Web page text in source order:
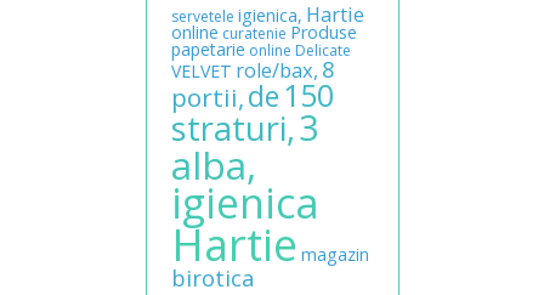
servetele igienica, Hartie
online curatenie Produse
papetarie online Delicate
VELVET role/bax, 8
portii,de150
straturi,3
alba,
igienica
Hartie magazin
birotica